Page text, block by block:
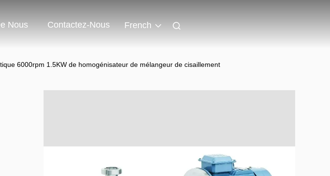
Nous Contactez-Nous French
6000rpm 1.5KW de homogénisateur de mélangeur de cisaillement